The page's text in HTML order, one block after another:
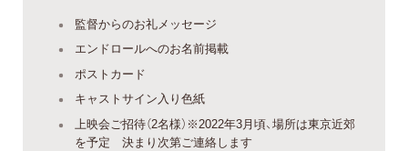
監督からのお礼メッセージ
エンドロールへのお名前掲載
ポストカード
キャストサイン入り色紙
上映会ご招待（2名様）※2022年3月頃、場所は東京近郊
を予定 決まり次第ご連絡します